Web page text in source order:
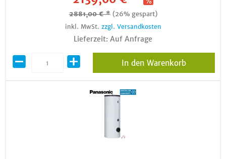
2881,00 € * (26% gespart)
inkl. MwSt. zzgl. Versandkosten
Lieferzeit: Auf Anfrage
In den Warenkorb